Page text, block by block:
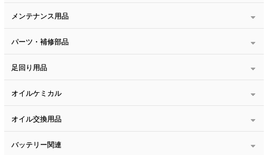
メンテナンス用品
パーツ・補修部品
足回り用品
オイルケミカル
オイル交換用品
バッテリー関連